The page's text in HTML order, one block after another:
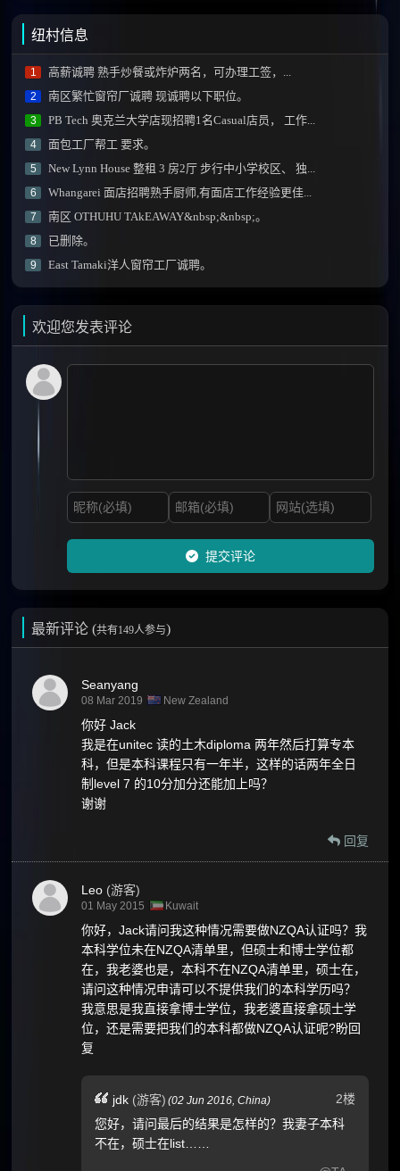
纽村信息
1 高薪诚聘 熟手炒餐或炸炉两名，可办理工签，...
2 南区繁忙窗帘厂诚聘 现诚聘以下职位。
3 PB Tech 奥克兰大学店现招聘1名Casual店员， 工作...
4 面包工厂帮工 要求。
5 New Lynn House 整租 3 房2厅 步行中小学校区、 独...
6 Whangarei 面店招聘熟手厨师,有面店工作经验更佳...
7 南区 OTHUHU TAkEAWAY&nbsp;&nbsp;。
8 已删除。
9 East Tamaki洋人窗帘工厂诚聘。
欢迎您发表评论
提交评论
最新评论 (共有149人参与)
Seanyang
08 Mar 2019 New Zealand
你好 Jack
我是在unitec 读的土木diploma 两年然后打算专本
科，但是本科课程只有一年半，这样的话两年全日
制level 7 的10分加分还能加上吗？
谢谢
回复
Leo (游客)
01 May 2015 Kuwait
你好，Jack请问我这种情况需要做NZQA认证吗？我
本科学位未在NZQA清单里，但硕士和博士学位都
在，我老婆也是，本科不在NZQA清单里，硕士在，
请问这种情况申请可以不提供我们的本科学历吗？
我意思是我直接拿博士学位，我老婆直接拿硕士学
位，还是需要把我们的本科都做NZQA认证呢?盼回
复
2楼
jdk (游客) (02 Jun 2016,China)
您好，请问最后的结果是怎样的？我妻子本科
不在，硕士在list……